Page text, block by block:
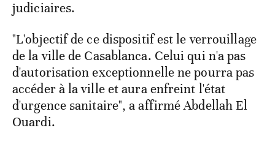
judiciaires.
"L'objectif de ce dispositif est le verrouillage
de la ville de Casablanca. Celui qui n'a pas
d'autorisation exceptionnelle ne pourra pas
accéder à la ville et aura enfreint l'état
d'urgence sanitaire", a affirmé Abdellah El
Ouardi.